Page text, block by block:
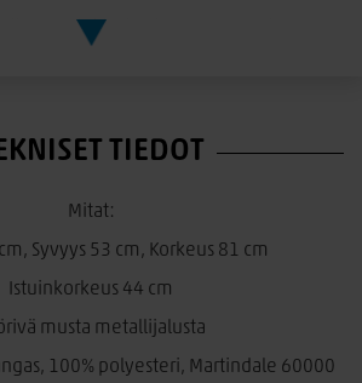
lisää käyttömukavuutta ja tekee
muotoilu ja laadukkaat materiaalit
ympärille.
53 cm, korkeus 81 cm
TIEDOT
Mitat:
Syvyys 53 cm, Korkeus 81 cm
Istuinkorkeus 44 cm
musta metallijalusta
100% polyesteri, Martindale 60000